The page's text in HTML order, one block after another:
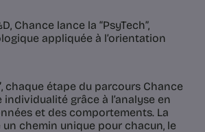
Chance lance la “PsyTech”,
appliquée à l’orientation
, chaque étape du parcours Chance
individualité grâce à l’analyse en
et des comportements. La
un chemin unique pour chacun, le